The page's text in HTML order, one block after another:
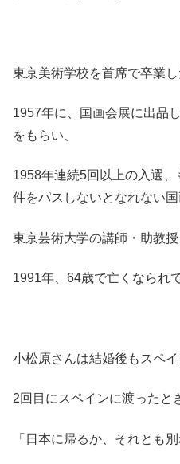
東京美術学校を首席で卒業し
1957年に、国画会展に出品
をもらい、
1958年連続5回以上の入選
件をパスしないとなれない国
東京芸術大学の講師・助教授
1991年、64歳で亡くなられ
小松原さんは結婚後もスペイ
2回目にスペインに渡ったと
「日本に帰るか、それとも別